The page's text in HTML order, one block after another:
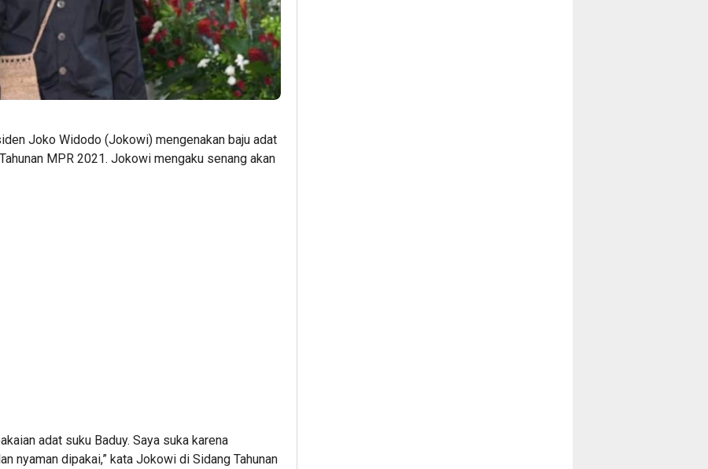
Joko Widodo (Jokowi) mengenakan baju adat
MPR 2021. Jokowi mengaku senang akan
adat suku Baduy. Saya suka karena
nyaman dipakai,” kata Jokowi di Sidang Tahunan